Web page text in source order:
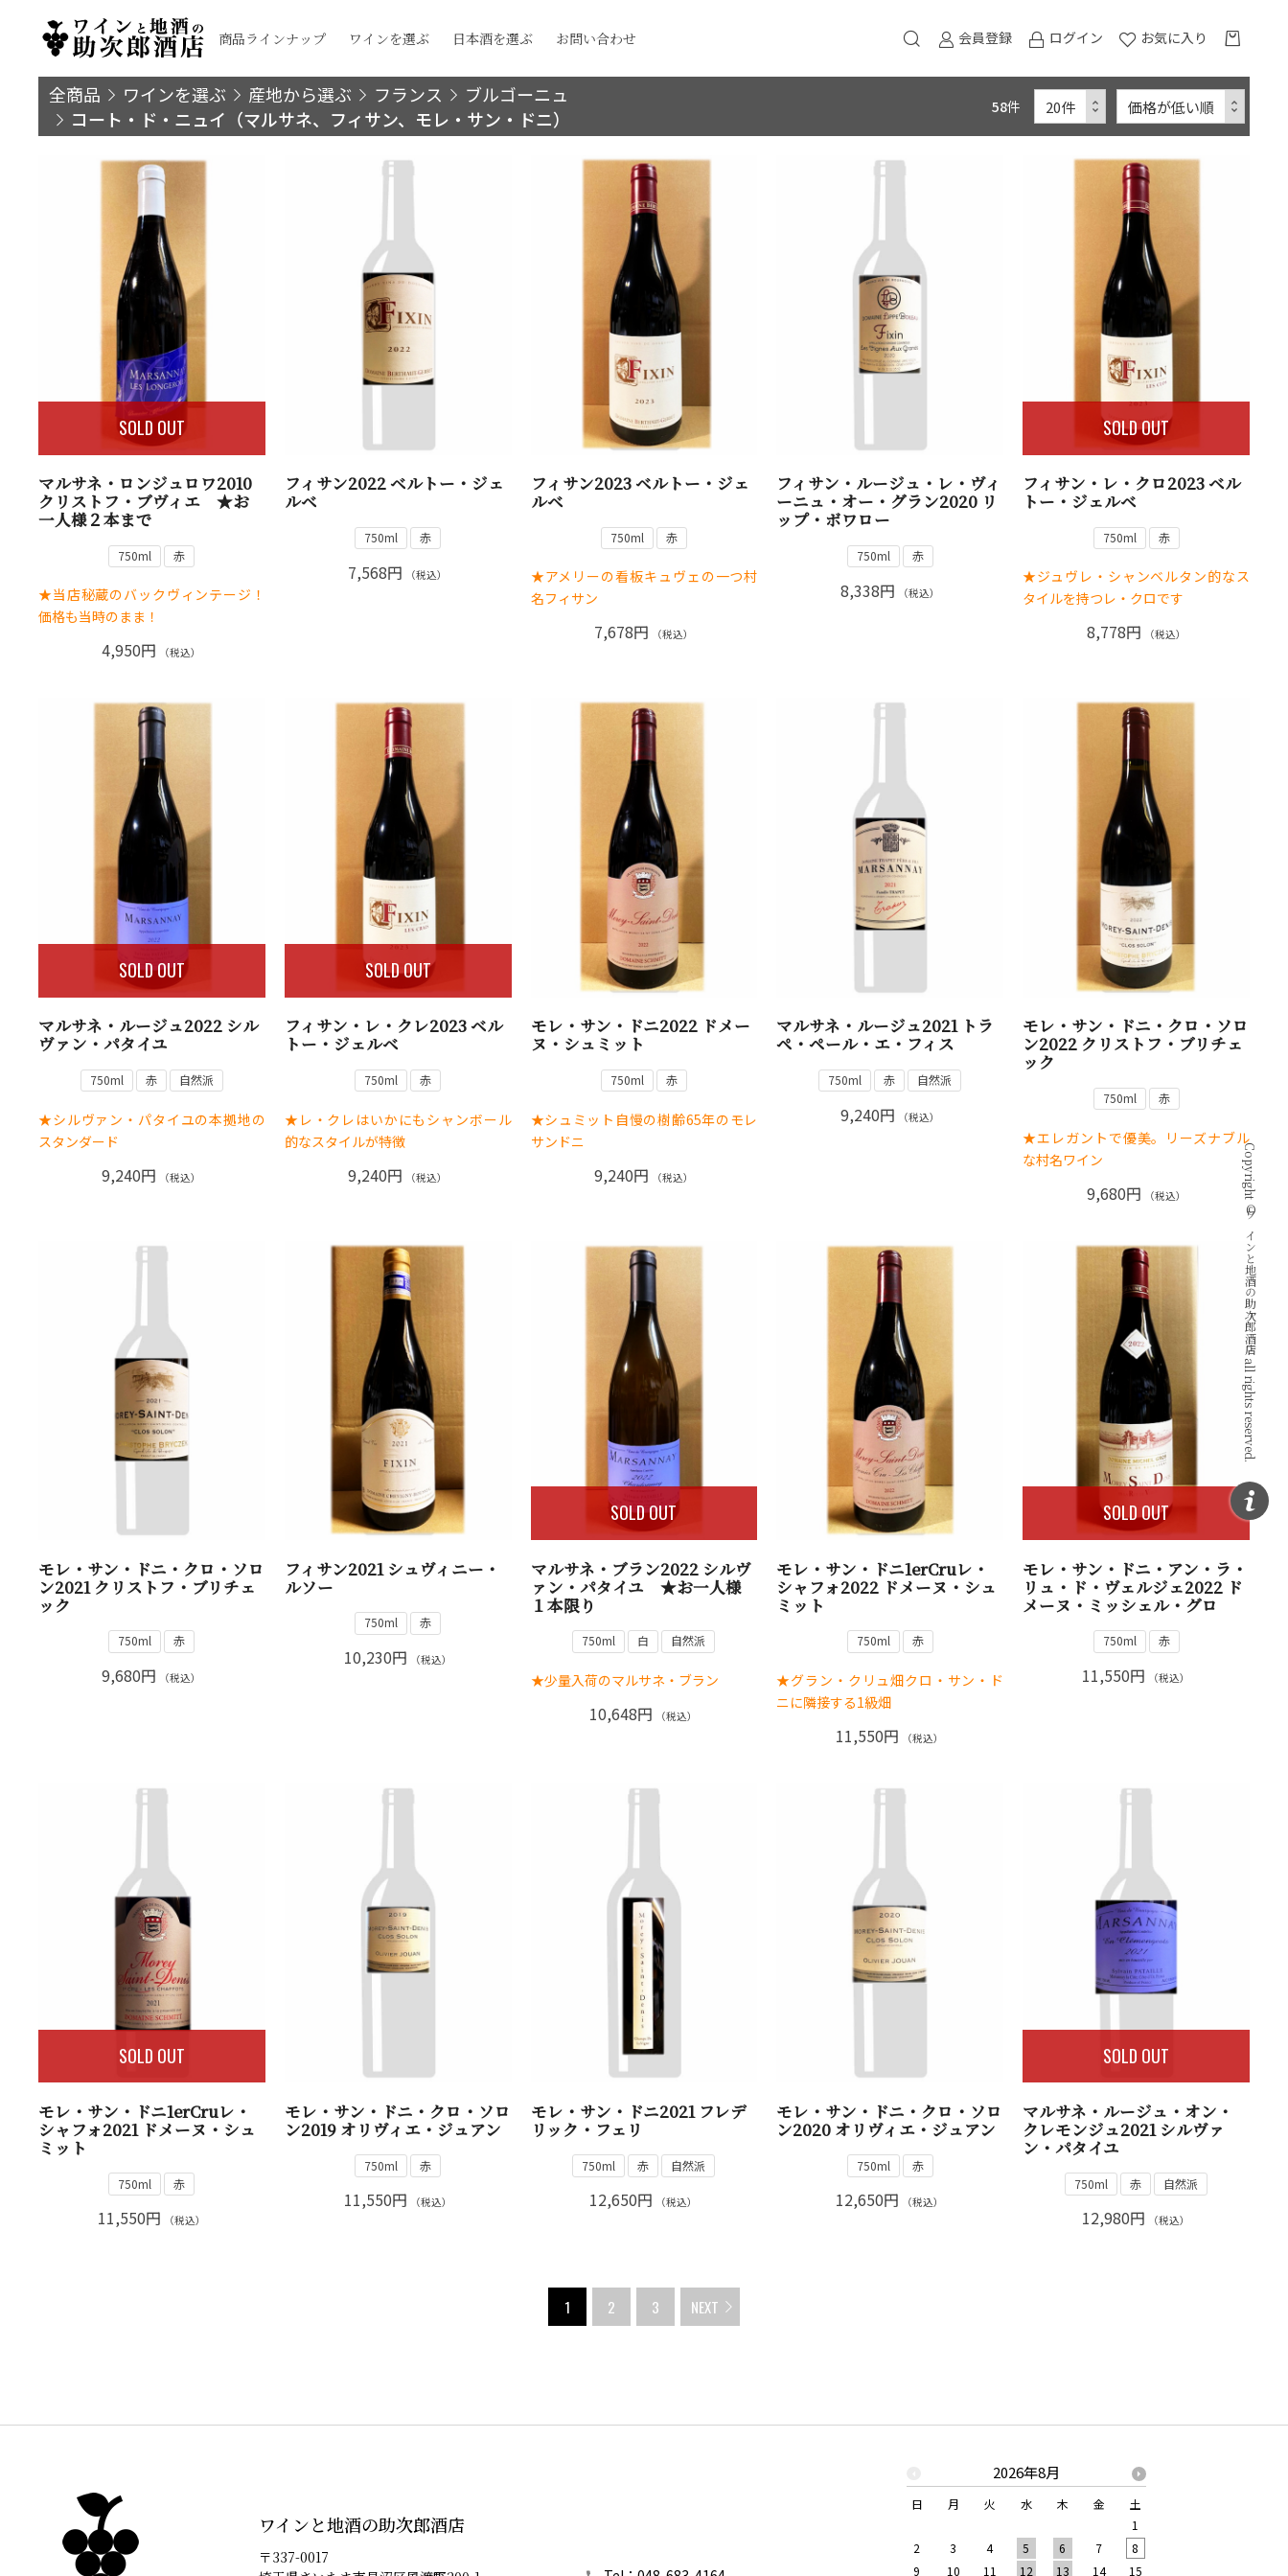
商品ラインナップ ワインを選ぶ 日本酒を選ぶ お問い合わせ 会員登録 ログイン お気に入り
全商品 ワインを選ぶ 産地から選ぶ フランス
ブルゴーニュ
コート・ド・ニュイ（マルサネ、フィサン、モレ・サン・ドニ）
58件
SOLD OUT
マルサネ・ロンジュロワ2010
クリストフ・ブヴィエ ★お
一人様２本まで
750ml 赤
★当店秘蔵のバックヴィンテージ！
価格も当時のまま！
4,950円 （税込）
フィサン2022 ベルトー・ジェ
ルベ
750ml 赤
7,568円 （税込）
フィサン2023 ベルトー・ジェ
ルベ
750ml 赤
★アメリーの看板キュヴェの一つ村
名フィサン
7,678円 （税込）
フィサン・ルージュ・レ・ヴィ
ーニュ・オー・グラン2020 リ
ップ・ボワロー
750ml 赤
8,338円 （税込）
SOLD OUT
フィサン・レ・クロ2023 ベル
トー・ジェルベ
750ml 赤
★ジュヴレ・シャンベルタン的なス
タイルを持つレ・クロです
8,778円 （税込）
SOLD OUT
マルサネ・ルージュ2022 シル
ヴァン・パタイユ
750ml 赤 自然派
★シルヴァン・パタイユの本拠地の
スタンダード
9,240円 （税込）
SOLD OUT
フィサン・レ・クレ2023 ベル
トー・ジェルベ
750ml 赤
★レ・クレはいかにもシャンボール
的なスタイルが特徴
9,240円 （税込）
モレ・サン・ドニ2022 ドメー
ヌ・シュミット
750ml 赤
★シュミット自慢の樹齢65年のモレ
サンドニ
9,240円 （税込）
マルサネ・ルージュ2021 トラ
ペ・ペール・エ・フィス
750ml 赤 自然派
9,240円 （税込）
モレ・サン・ドニ・クロ・ソロ
ン2022 クリストフ・ブリチェ
ック
750ml 赤
★エレガントで優美。リーズナブル
な村名ワイン
9,680円 （税込）
モレ・サン・ドニ・クロ・ソロ
ン2021 クリストフ・ブリチェ
ック
750ml 赤
9,680円 （税込）
フィサン2021 シュヴィニー・
ルソー
750ml 赤
10,230円 （税込）
SOLD OUT
マルサネ・ブラン2022 シルヴ
ァン・パタイユ ★お一人様
１本限り
750ml 白 自然派
★少量入荷のマルサネ・ブラン
10,648円 （税込）
モレ・サン・ドニ1erCruレ・
シャフォ2022 ドメーヌ・シュ
ミット
750ml 赤
★グラン・クリュ畑クロ・サン・ド
ニに隣接する1級畑
11,550円 （税込）
SOLD OUT
モレ・サン・ドニ・アン・ラ・
リュ・ド・ヴェルジェ2022 ド
メーヌ・ミッシェル・グロ
750ml 赤
11,550円 （税込）
SOLD OUT
モレ・サン・ドニ1erCruレ・
シャフォ2021 ドメーヌ・シュ
ミット
750ml 赤
11,550円 （税込）
モレ・サン・ドニ・クロ・ソロ
ン2019 オリヴィエ・ジュアン
750ml 赤
11,550円 （税込）
モレ・サン・ドニ2021 フレデ
リック・フェリ
750ml 赤 自然派
12,650円 （税込）
モレ・サン・ドニ・クロ・ソロ
ン2020 オリヴィエ・ジュアン
750ml 赤
12,650円 （税込）
SOLD OUT
マルサネ・ルージュ・オン・
クレモンジュ2021 シルヴァ
ン・パタイユ
750ml 赤 自然派
12,980円 （税込）
1 2 3 NEXT
ワインと地酒の助次郎酒店
〒337-0017
2026年8月
日 月 火 水 木 金
土
1
2
3 4 5 6 7
8
9
10 11 12 13 14 15
Copyright © ワインと地酒の助次郎酒店 all rights reserved.